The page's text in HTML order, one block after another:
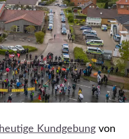
heutige Kundgebung von